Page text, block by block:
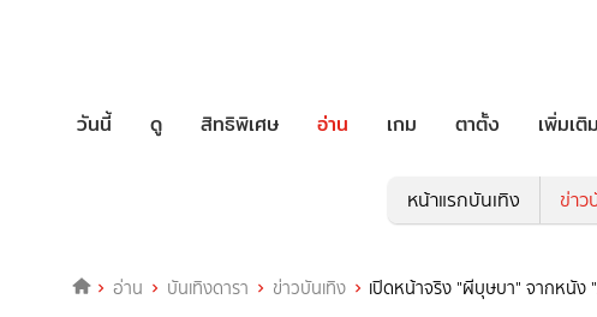
วันนี้ ดู สิทธิพิเศษ อ่าน เกม ตาตั้ง เพิ่มเติม
หน้าแรกบันเทิง ข่าว
อ่าน บันเทิงดารา ข่าวบันเทิง เปิดหน้าจริง "ผีบุษบา" จากหนั